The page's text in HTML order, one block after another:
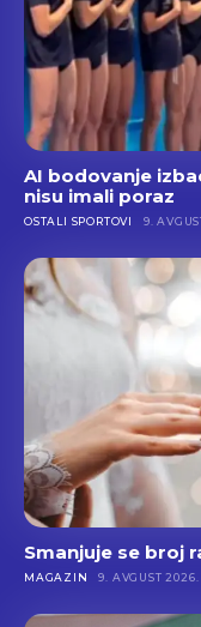
AI bodovanje
nisu imali poraz
OSTALI SPORTOVI 9.
Smanjuje se broj
MAGAZIN 9. AVGUST 2026.